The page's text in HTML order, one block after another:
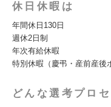
休日休暇は
年間休日130日
週休2日制
年次有給休暇
特別休暇（慶弔・産前産後
どんな選考プロ